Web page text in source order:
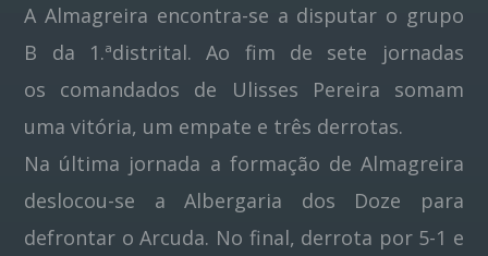
Pinterest
A Almagreira encontra-se a disputar o grupo
B da 1.ªdistrital. Ao fim de sete jornadas
os comandados de Ulisses Pereira somam
uma vitória, um empate e três derrotas.
Na última jornada a formação de Almagreira
deslocou-se a Albergaria dos Doze para
defrontar o Arcuda. No final, derrota por 5-1 e